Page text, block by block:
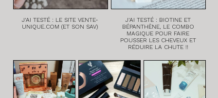
J'AI TESTÉ : LE SITE VENTE-
UNIQUE.COM (ET SON SAV)
J'AI TESTÉ : BIOTINE ET
BÉPANTHÈNE, LE COMBO
MAGIQUE POUR FAIRE
POUSSER LES CHEVEUX ET
RÉDUIRE LA CHUTE !!